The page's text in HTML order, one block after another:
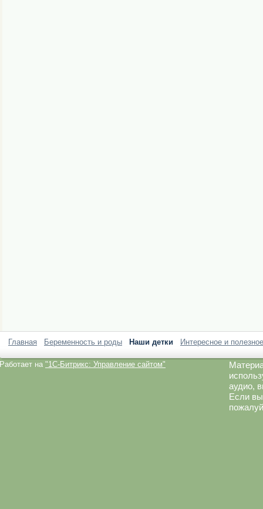
Главная Беременность и роды Наши детки Интересное и полезное
Работает на "1C-Битрикс: Управление сайтом"
аудио,
Если вы